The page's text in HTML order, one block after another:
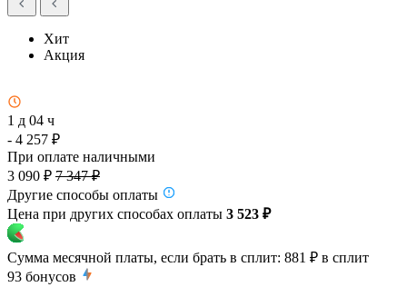
Хит
Акция
1 д 04 ч
- 4 257 ₽
При оплате наличными
3 090 ₽ 7 347 ₽
Другие способы оплаты
Цена при других способах оплаты 3 523 ₽
Сумма месячной платы, если брать в сплит: 881 ₽ в сплит
93 бонусов